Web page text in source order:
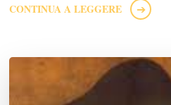
CONTINUA A LEGGERE